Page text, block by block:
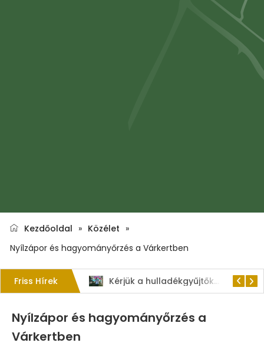
Kezdőoldal » Közélet »
Nyílzápor és hagyományőrzés a Várkertben
Friss Hírek Kérjük a hulladékgyűjtők rendeltetésszerű használatát!
Nyílzápor és hagyományőrzés a
Várkertben